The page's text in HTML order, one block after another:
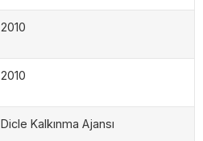
2010
2010
Dicle Kalkınma Ajansı